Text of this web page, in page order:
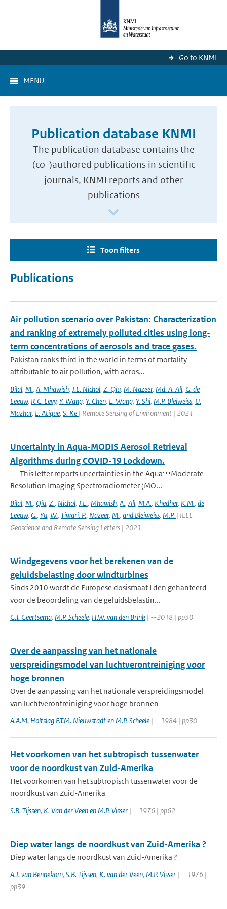
Go to KNMI
MENU
Publication database KNMI
The publication database contains the
(co-)authored publications in scientific
journals, KNMI reports and other
publications
Toon filters
Publications
Air pollution scenario over Pakistan: Characterization
and ranking of extremely polluted cities using long-
term concentrations of aerosols and trace gases.
Pakistan ranks third in the world in terms of mortality
attributable to air pollution, with aeros...
Bilal, M., A. Mhawish, J.E. Nichol, Z. Qiu, M. Nazeer, Md. A. Ali, G. de
Leeuw, R.C. Levy, Y. Wang, Y. Chen, L. Wang, Y. Shi, M.P. Bleiweiss, U.
Mazhar, L. Atique, S. Ke | Remote Sensing of Environment | 2021
Uncertainty in Aqua-MODIS Aerosol Retrieval
Algorithms during COVID-19 Lockdown.
— This letter reports uncertainties in the AquaModerate
Resolution Imaging Spectroradiometer (MO...
Bilal, M., Qiu, Z., Nichol, J.E., Mhawish, A., Ali, M.A., Khedher, K.M., de
Leeuw, G., Yu, W., Tiwari. P., Nazeer, M., and Bleiweiss, M.P. | IEEE
Geoscience and Remote Sensing Letters | 2021
Windgegevens voor het berekenen van de
geluidsbelasting door windturbines
Sinds 2010 wordt de Europese dosismaat Lden gehanteerd
voor de beoordeling van de geluidsbelastin...
G.T. Geertsema, M.P. Scheele, H.W. van den Brink | --2018 | pp30
Over de aanpassing van het nationale
verspreidingsmodel van luchtverontreiniging voor
hoge bronnen
Over de aanpassing van het nationale verspreidingsmodel
van luchtverontreiniging voor hoge bronnen
A.A.M. Holtslag F.T.M. Nieuwstadt en M.P. Scheele | --1984 | pp30
Het voorkomen van het subtropisch tussenwater
voor de noordkust van Zuid-Amerika
Het voorkomen van het subtropisch tussenwater voor de
noordkust van Zuid-Amerika
S.B. Tijssen, K. Van der Veen en M.P. Visser | --1976 | pp62
Diep water langs de noordkust van Zuid-Amerika ?
Diep water langs de noordkust van Zuid-Amerika ?
A.J. van Bennekom, S.B. Tijssen, K. van der Veen, M.P. Visser | --1976 |
pp39